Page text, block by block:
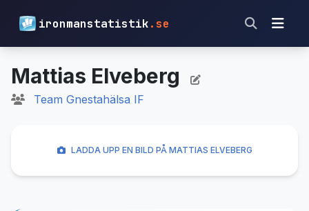
ironmanstatistik.se
Mattias Elveberg
Team Gnestahälsa IF
LADDA UPP EN BILD PÅ MATTIAS ELVEBERG